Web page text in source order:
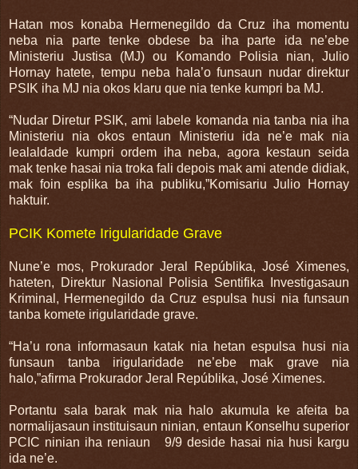
Hatan mos konaba Hermenegildo da Cruz iha momentu
neba nia parte tenke obdese ba iha parte ida ne’ebe
Ministeriu Justisa (MJ) ou Komando Polisia nian, Julio
Hornay hatete, tempu neba hala’o funsaun nudar direktur
PSIK iha MJ nia okos klaru que nia tenke kumpri ba MJ.
“Nudar Diretur PSIK, ami labele komanda nia tanba nia iha
Ministeriu nia okos entaun Ministeriu ida ne’e mak nia
lealaldade kumpri ordem iha neba, agora kestaun seida
mak tenke hasai nia troka fali depois mak ami atende didiak,
mak foin esplika ba iha publiku,”Komisariu Julio Hornay
haktuir.
PCIK Komete Irigularidade Grave
Nune’e mos, Prokurador Jeral Repúblika, José Ximenes,
hateten, Direktur Nasional Polisia Sentifika Investigasaun
Kriminal, Hermenegildo da Cruz espulsa husi nia funsaun
tanba komete irigularidade grave.
“Ha’u rona informasaun katak nia hetan espulsa husi nia
funsaun tanba irigularidade ne’ebe mak grave nia
halo,”afirma Prokurador Jeral Repúblika, José Ximenes.
Portantu sala barak mak nia halo akumula ke afeita ba
normalijasaun instituisaun ninian, entaun Konselhu superior
PCIC ninian iha reniaun 9/9 deside hasai nia husi kargu
ida ne’e.